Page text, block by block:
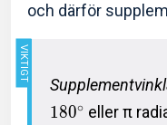
och därför
180∘ eller π